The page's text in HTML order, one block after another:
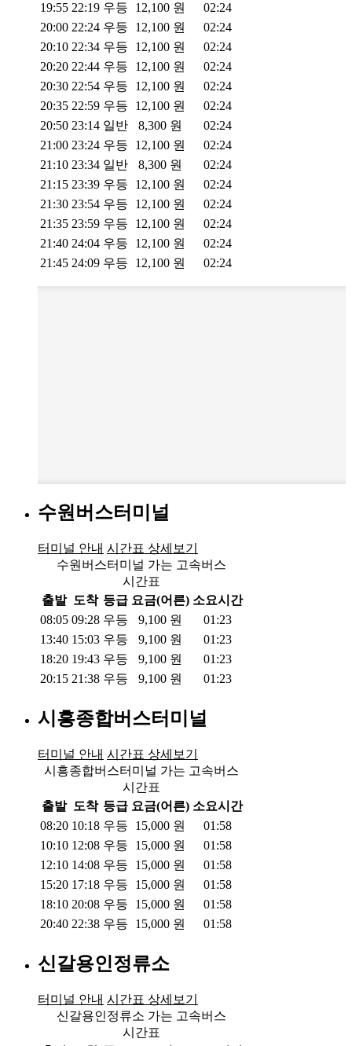
19:55 22:19 우등 12,100 원
02:24
20:00 22:24 우등 12,100 원
02:24
20:10 22:34 우등 12,100 원
02:24
20:20 22:44 우등 12,100 원
02:24
20:30 22:54 우등 12,100 원
02:24
20:35 22:59 우등 12,100 원
02:24
20:50 23:14 일반 8,300 원
02:24
21:00 23:24 우등 12,100 원
02:24
21:10 23:34 일반 8,300 원
02:24
21:15 23:39 우등 12,100 원
02:24
21:30 23:54 우등 12,100 원
02:24
21:35 23:59 우등 12,100 원
02:24
21:40 24:04 우등 12,100 원
02:24
21:45 24:09 우등 12,100 원 02:24
수원버스터미널
터미널 안내 시간표 상세보기
수원버스터미널 가는 고속버스
시간표
출발 도착 등급 요금(어른) 소요시간
08:05 09:28 우등 9,100 원
01:23
13:40 15:03 우등 9,100 원
01:23
18:20 19:43 우등 9,100 원
01:23
20:15 21:38 우등 9,100 원 01:23
시흥종합버스터미널
터미널 안내 시간표 상세보기
시흥종합버스터미널 가는 고속버스
시간표
출발 도착 등급 요금(어른) 소요시간
08:20 10:18 우등 15,000 원
01:58
10:10 12:08 우등 15,000 원
01:58
12:10 14:08 우등 15,000 원
01:58
15:20 17:18 우등 15,000 원
01:58
18:10 20:08 우등 15,000 원
01:58
20:40 22:38 우등 15,000 원 01:58
신갈용인정류소
터미널 안내 시간표 상세보기
신갈용인정류소 가는 고속버스
시간표